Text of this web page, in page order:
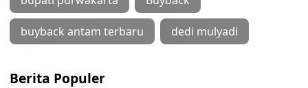
buyback antam terbaru dedi mulyadi
Berita Populer